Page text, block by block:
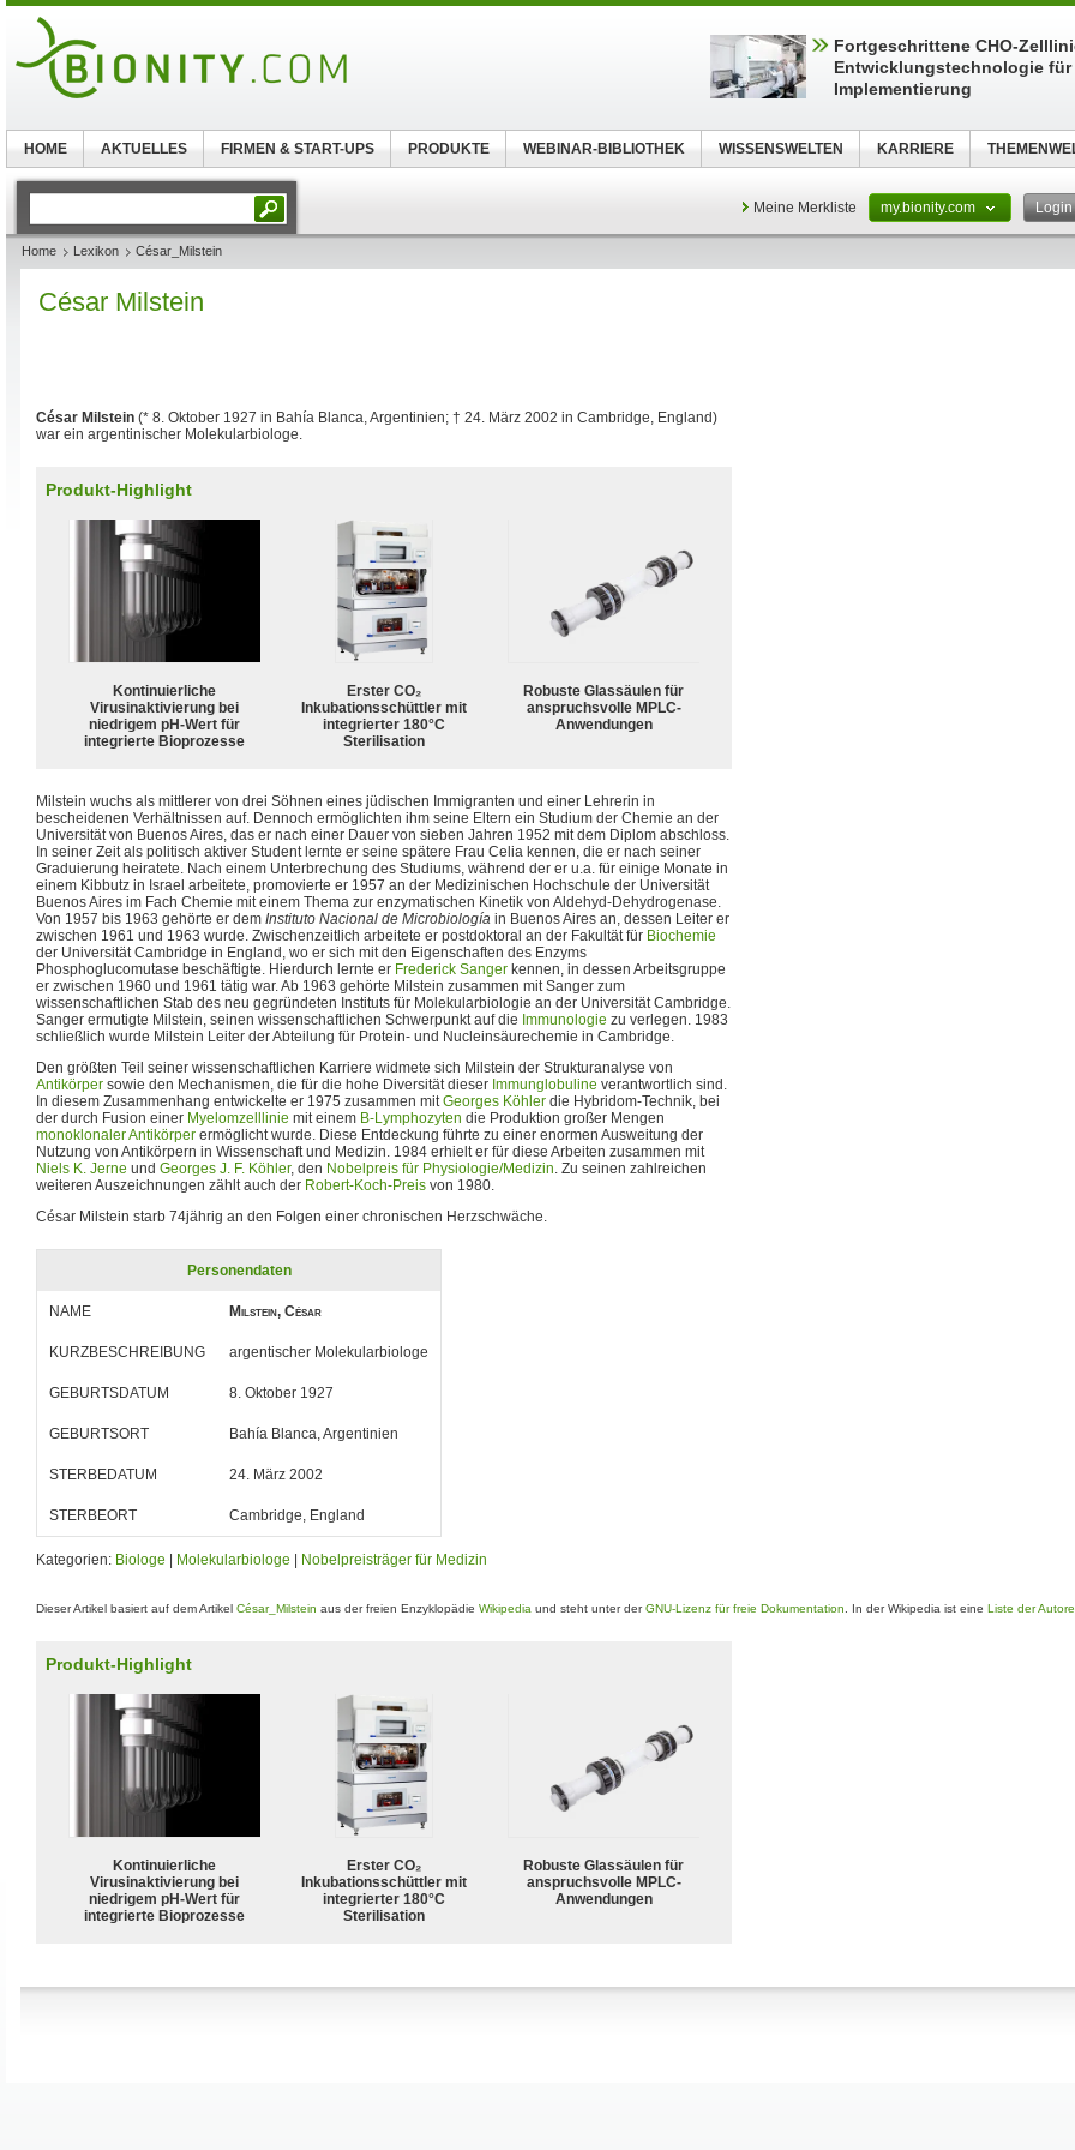
Meine Merkliste my.bionity.com Login
Home Lexikon César_Milstein
César Milstein
César Milstein (* 8. Oktober 1927 in Bahía Blanca, Argentinien; † 24. März 2002 in Cambridge, England)
war ein argentinischer Molekularbiologe.
Produkt-Highlight
Kontinuierliche
Virusinaktivierung bei
niedrigem pH-Wert für
integrierte Bioprozesse
Erster CO₂
Inkubationsschüttler mit
integrierter 180°C
Sterilisation
Robuste Glassäulen für
anspruchsvolle MPLC-
Anwendungen
Milstein wuchs als mittlerer von drei Söhnen eines jüdischen Immigranten und einer Lehrerin in
bescheidenen Verhältnissen auf. Dennoch ermöglichten ihm seine Eltern ein Studium der Chemie an der
Universität von Buenos Aires, das er nach einer Dauer von sieben Jahren 1952 mit dem Diplom abschloss.
In seiner Zeit als politisch aktiver Student lernte er seine spätere Frau Celia kennen, die er nach seiner
Graduierung heiratete. Nach einem Unterbrechung des Studiums, während der er u.a. für einige Monate in
einem Kibbutz in Israel arbeitete, promovierte er 1957 an der Medizinischen Hochschule der Universität
Buenos Aires im Fach Chemie mit einem Thema zur enzymatischen Kinetik von Aldehyd-Dehydrogenase.
Von 1957 bis 1963 gehörte er dem Instituto Nacional de Microbiología in Buenos Aires an, dessen Leiter er
zwischen 1961 und 1963 wurde. Zwischenzeitlich arbeitete er postdoktoral an der Fakultät für Biochemie
der Universität Cambridge in England, wo er sich mit den Eigenschaften des Enzyms
Phosphoglucomutase beschäftigte. Hierdurch lernte er Frederick Sanger kennen, in dessen Arbeitsgruppe
er zwischen 1960 und 1961 tätig war. Ab 1963 gehörte Milstein zusammen mit Sanger zum
wissenschaftlichen Stab des neu gegründeten Instituts für Molekularbiologie an der Universität Cambridge.
Sanger ermutigte Milstein, seinen wissenschaftlichen Schwerpunkt auf die Immunologie zu verlegen. 1983
schließlich wurde Milstein Leiter der Abteilung für Protein- und Nucleinsäurechemie in Cambridge.
Den größten Teil seiner wissenschaftlichen Karriere widmete sich Milstein der Strukturanalyse von
Antikörper sowie den Mechanismen, die für die hohe Diversität dieser Immunglobuline verantwortlich sind.
In diesem Zusammenhang entwickelte er 1975 zusammen mitGeorges Köhler die Hybridom-Technik, bei
der durch Fusion einer Myelomzelllinie mit einem B-Lymphozyten die Produktion großer Mengen
monoklonaler Antikörper ermöglicht wurde. Diese Entdeckung führte zu einer enormen Ausweitung der
Nutzung von Antikörpern in Wissenschaft und Medizin. 1984 erhielt er für diese Arbeiten zusammen mit
Niels K. Jerne und Georges J. F. Köhler, den Nobelpreis für Physiologie/Medizin. Zu seinen zahlreichen
weiteren Auszeichnungen zählt auch der Robert-Koch-Preis von 1980.
César Milstein starb 74jährig an den Folgen einer chronischen Herzschwäche.
Personendaten
NAME Milstein, César
KURZBESCHREIBUNG argentischer Molekularbiologe
GEBURTSDATUM 8. Oktober 1927
GEBURTSORT Bahía Blanca, Argentinien
STERBEDATUM 24. März 2002
STERBEORT Cambridge, England
Kategorien: Biologe Molekularbiologe Nobelpreisträger für Medizin
Dieser Artikel basiert auf dem Artikel César_Milstein aus der freien Enzyklopädie Wikipedia und steht unter derGNU-Lizenz für freie Dokumentation . In der Wikipedia ist eine Liste der
Produkt-Highlight
Kontinuierliche
Virusinaktivierung bei
niedrigem pH-Wert für
integrierte Bioprozesse
Erster CO₂
Inkubationsschüttler mit
integrierter 180°C
Sterilisation
Robuste Glassäulen für
anspruchsvolle MPLC-
Anwendungen
Fortgeschrittene CHO-
Entwicklungstechnologie für
Implementierung
HOME AKTUELLES FIRMEN & START-UPS PRODUKTE WEBINAR-BIBLIOTHEK WISSENSWELTEN KARRIERE